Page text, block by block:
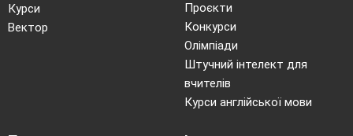
Курси
Вектор
Проєкти
Конкурси
Олімпіади
Штучний інтелект для
вчителів
Курси англійської мови